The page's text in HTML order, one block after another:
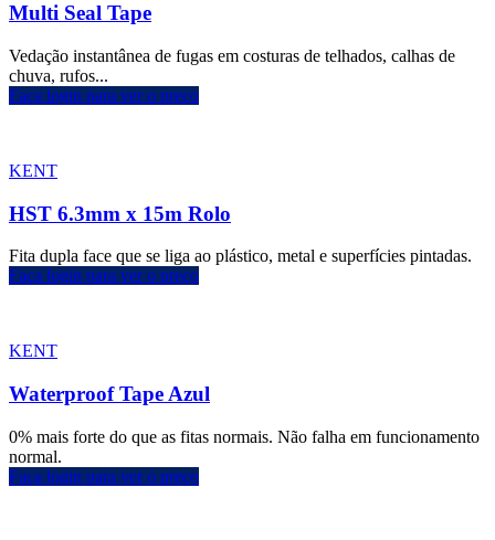
Multi Seal Tape
Vedação instantânea de fugas em costuras de telhados, calhas de
chuva, rufos...
Faça login para ver o preço
KENT
HST 6.3mm x 15m Rolo
Fita dupla face que se liga ao plástico, metal e superfícies pintadas.
Faça login para ver o preço
KENT
Waterproof Tape Azul
0% mais forte do que as fitas normais. Não falha em funcionamento
normal.
Faça login para ver o preço